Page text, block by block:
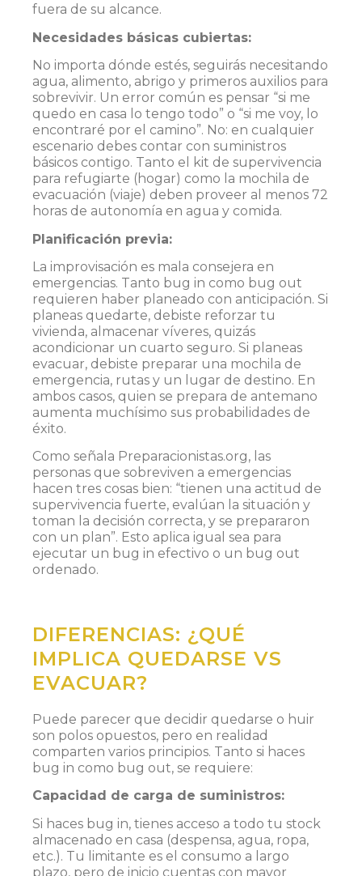
fuera de su alcance.
Necesidades básicas cubiertas:
No importa dónde estés, seguirás necesitando
agua, alimento, abrigo y primeros auxilios para
sobrevivir. Un error común es pensar “si me
quedo en casa lo tengo todo” o “si me voy, lo
encontraré por el camino”. No: en cualquier
escenario debes contar con suministros
básicos contigo. Tanto el kit de supervivencia
para refugiarte (hogar) como la mochila de
evacuación (viaje) deben proveer al menos 72
horas de autonomía en agua y comida.
Planificación previa:
La improvisación es mala consejera en
emergencias. Tanto bug in como bug out
requieren haber planeado con anticipación. Si
planeas quedarte, debiste reforzar tu
vivienda, almacenar víveres, quizás
acondicionar un cuarto seguro. Si planeas
evacuar, debiste preparar una mochila de
emergencia, rutas y un lugar de destino. En
ambos casos, quien se prepara de antemano
aumenta muchísimo sus probabilidades de
éxito​.
Como señala Preparacionistas.org, las
personas que sobreviven a emergencias
hacen tres cosas bien: “tienen una actitud de
supervivencia fuerte, evalúan la situación y
toman la decisión correcta, y se prepararon
con un plan”​. Esto aplica igual sea para
ejecutar un bug in efectivo o un bug out
ordenado.
DIFERENCIAS: ¿QUÉ
IMPLICA QUEDARSE VS
EVACUAR?
Puede parecer que decidir quedarse o huir
son polos opuestos, pero en realidad
comparten varios principios. Tanto si haces
bug in como bug out, se requiere:
Capacidad de carga de suministros:
Si haces bug in, tienes acceso a todo tu stock
almacenado en casa (despensa, agua, ropa,
etc.). Tu limitante es el consumo a largo
plazo, pero de inicio cuentas con mayor